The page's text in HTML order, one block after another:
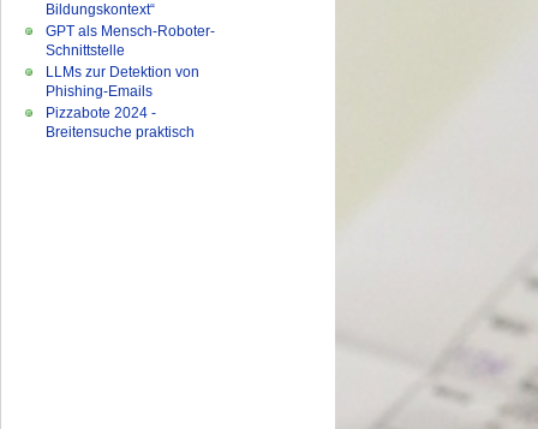
Bildungskontext“
GPT als Mensch-Roboter-
Schnittstelle
LLMs zur Detektion von
Phishing-Emails
Pizzabote 2024 -
Breitensuche praktisch